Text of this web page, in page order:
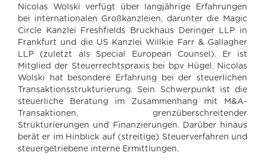
Nicolas Wolski verfügt über langjährige Erfahrungen
bei internationalen Großkanzleien, darunter die Magic
Circle Kanzlei Freshfields Bruckhaus Deringer LLP in
Frankfurt und die US Kanzlei Willkie Farr & Gallagher
LLP (zuletzt als Special European Counsel). Er ist
Mitglied der Steuerrechtspraxis bei bpv Hügel. Nicolas
Wolski hat besondere Erfahrung bei der steuerlichen
Transaktionsstrukturierung. Sein Schwerpunkt ist die
steuerliche Beratung im Zusammenhang mit M&A-
Transaktionen, grenzüberschreitender
Strukturierungen und Finanzierungen. Darüber hinaus
berät er im Hinblick auf (streitige) Steuerverfahren und
steuergetriebene interne Ermittlungen.